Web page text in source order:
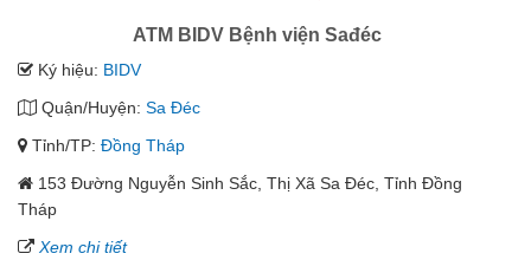
ATM BIDV Bệnh viện Sađéc
Ký hiệu: BIDV
Quận/Huyện: Sa Đéc
Tỉnh/TP: Đồng Tháp
153 Đường Nguyễn Sinh Sắc, Thị Xã Sa Đéc, Tỉnh Đồng
Tháp
Xem chi tiết